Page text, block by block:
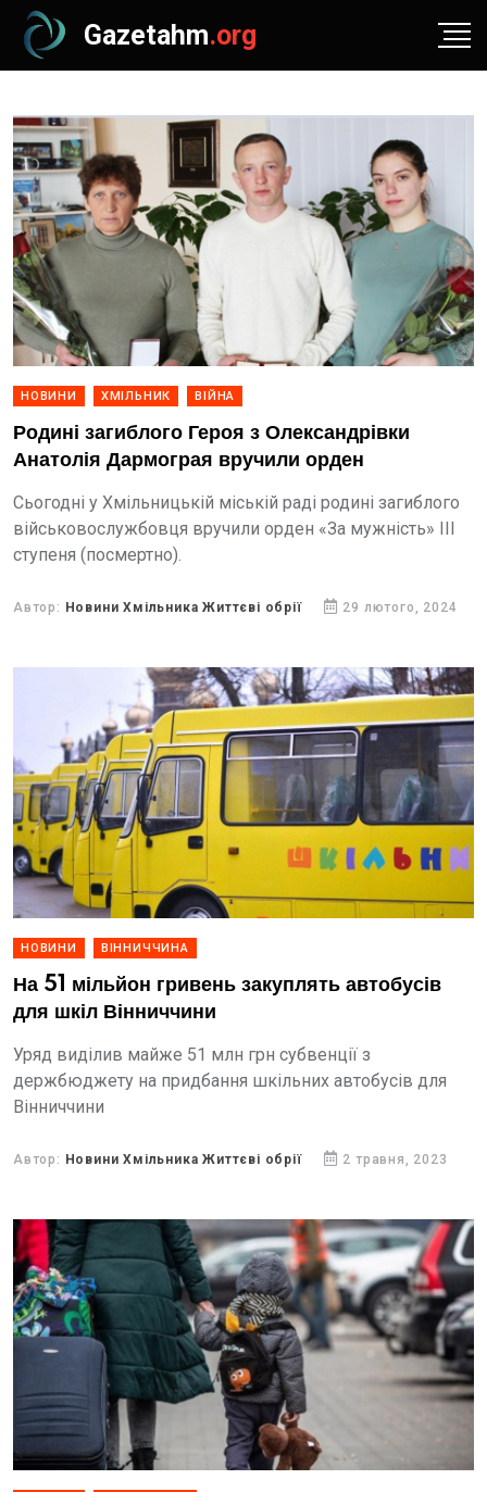
Gazetahm.org
НОВИНИ ХМІЛЬНИК ВІЙНА
Родині загиблого Героя з Олександрівки
Анатолія Дармограя вручили орден
Сьогодні у Хмільницькій міській раді родині загиблого
військовослужбовця вручили орден «За мужність» ІІІ
ступеня (посмертно).
Автор: Новини Хмільника Життєві обрії 29 лютого, 2024
НОВИНИ ВІННИЧЧИНА
На 51 мільйон гривень закуплять автобусів
для шкіл Вінниччини
Уряд виділив майже 51 млн грн субвенції з
держбюджету на придбання шкільних автобусів для
Вінниччини
Автор: Новини Хмільника Життєві обрії 2 травня, 2023